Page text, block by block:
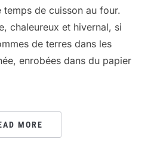
de cuisson au four.
chaleureux et hivernal, si
de terres dans les
enrobées dans du papier
MORE